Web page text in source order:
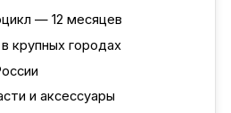
— 12 месяцев
в крупных городах
и аксессуары